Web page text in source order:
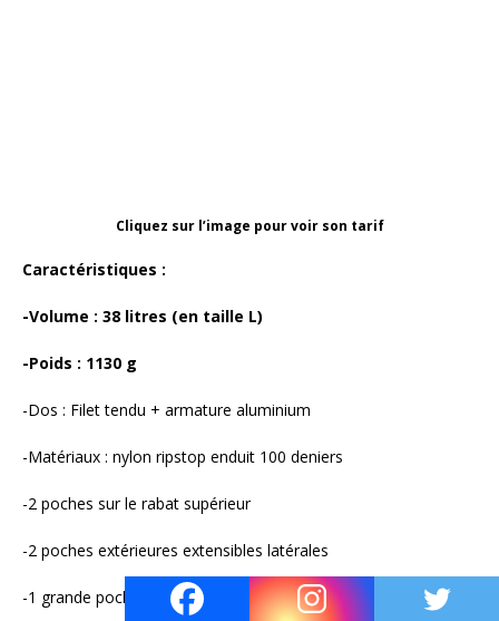
Cliquez sur l’image pour voir son tarif
Caractéristiques :
-Volume : 38 litres (en taille L)
-Poids : 1130 g
-Dos : Filet tendu + armature aluminium
-Matériaux : nylon ripstop enduit 100 deniers
-2 poches sur le rabat supérieur
-2 poches extérieures extensibles latérales
-1 grande poche extérieure extensible arrière